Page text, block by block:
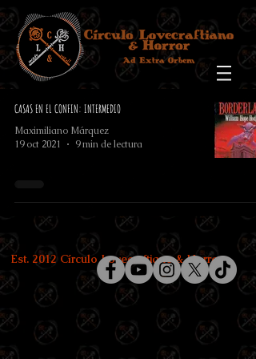
CASAS EN EL CONFIN: INTERMEDIO
Maximiliano Márquez
19 oct 2021
9 min de lectura
Est. 2012 Círculo Lovecraftiano & Horror